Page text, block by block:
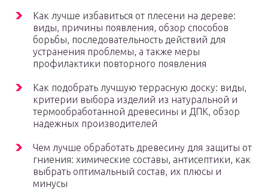
Как лучше избавиться от плесени на дереве:
виды, причины появления, обзор способов
борьбы, последовательность действий для
устранения проблемы, а также меры
профилактики повторного появления
Как подобрать лучшую террасную доску: виды,
критерии выбора изделий из натуральной и
термообработанной древесины и ДПК, обзор
надежных производителей
Чем лучше обработать древесину для защиты от
гниения: химические составы, антисептики, как
выбрать оптимальный состав, их плюсы и
минусы